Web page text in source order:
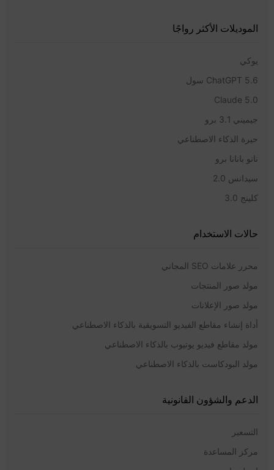
الموديلات الأكثر رواجًا
يوكي
ChatGPT 5.6 سول
Claude 5.0
جيميني 3.1 برو
حيرة الذكاء الاصطناعي
نانو بانانا برو
سيدانس 2.0
كلينج 3.0
حالات الاستخدام
محرر علامات SEO المجاني
مولد صور المنتجات
مولد صور الإعلانات
أداة إنشاء مقاطع الفيديو التسويقية بالذكاء الاصطناعي
مولد مقاطع فيديو يوتيوب بالذكاء الاصطناعي
مولد البودكاست بالذكاء الاصطناعي
الدعم والشؤون القانونية
التسعير
مركز المساعدة